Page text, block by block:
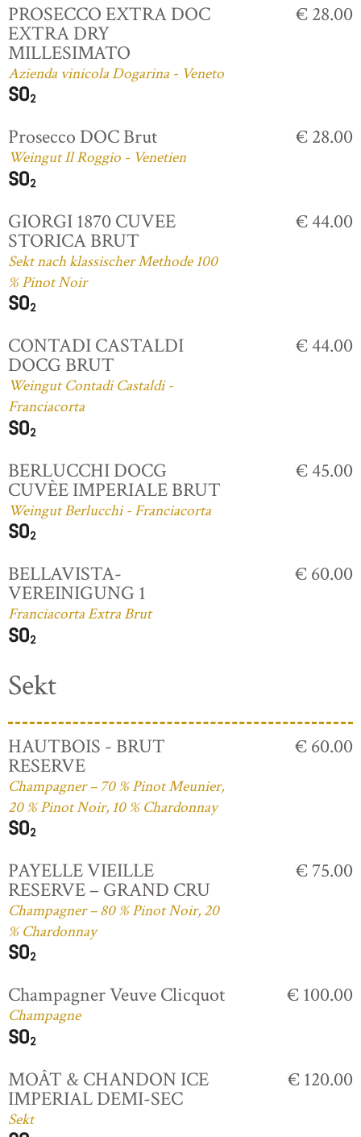
PROSECCO EXTRA DOC
EXTRA DRY
MILLESIMATO
Azienda vinicola Dogarina - Veneto
€ 28.00
Prosecco DOC Brut
Weingut Il Roggio - Venetien
€ 28.00
GIORGI 1870 CUVEE
STORICA BRUT
Sekt nach klassischer Methode 100
% Pinot Noir
€ 44.00
CONTADI CASTALDI
DOCG BRUT
Weingut Contadi Castaldi -
Franciacorta
€ 44.00
BERLUCCHI DOCG
CUVÈE IMPERIALE BRUT
Weingut Berlucchi - Franciacorta
€ 45.00
BELLAVISTA-
VEREINIGUNG 1
Franciacorta Extra Brut
€ 60.00
Sekt
HAUTBOIS - BRUT
RESERVE
Champagner – 70 % Pinot Meunier,
20 % Pinot Noir, 10 % Chardonnay
€ 60.00
PAYELLE VIEILLE
RESERVE – GRAND CRU
Champagner – 80 % Pinot Noir, 20
% Chardonnay
€ 75.00
Champagner Veuve Clicquot
Champagne
€ 100.00
MOÂT & CHANDON ICE
IMPERIAL DEMI-SEC
Sekt
€ 120.00